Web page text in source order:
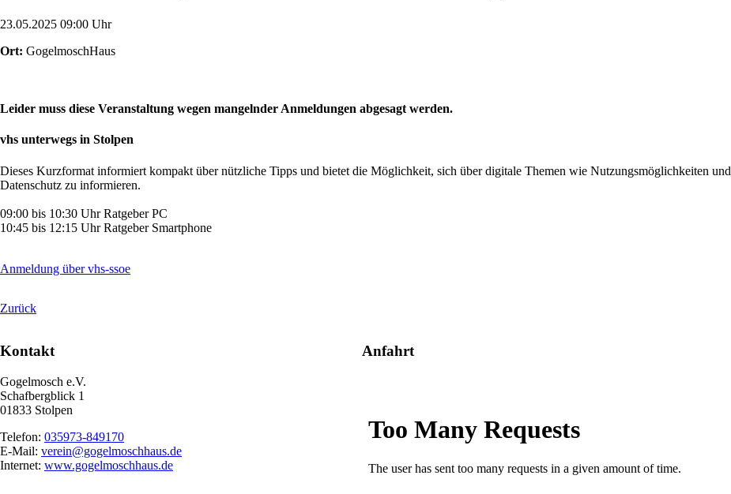
23.05.2025 09:00 Uhr
Ort: GogelmoschHaus
Leider muss diese Veranstaltung wegen mangelnder Anmeldungen abgesagt werden.
vhs unterwegs in Stolpen
Dieses Kurzformat informiert kompakt über nützliche Tipps und bietet die Möglichkeit, sich über digitale Themen wie Nutzungsmöglichkeiten und
Datenschutz zu informieren.
09:00 bis 10:30 Uhr Ratgeber PC
10:45 bis 12:15 Uhr Ratgeber Smartphone
Anmeldung über vhs-ssoe
Zurück
Kontakt
Gogelmosch e.V.
Schafbergblick 1
01833 Stolpen
Telefon: 035973-849170
E-Mail: verein@gogelmoschhaus.de
Internet: www.gogelmoschhaus.de
Anfahrt